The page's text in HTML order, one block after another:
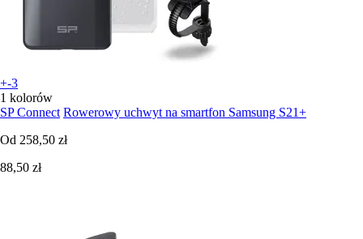
+-3
1 kolorów
SP Connect Rowerowy uchwyt na smartfon Samsung S21+
Od 258,50 zł
88,50 zł